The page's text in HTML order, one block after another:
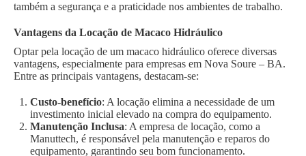
também a segurança e a praticidade nos ambientes de trabalho.
Vantagens da Locação de Macaco Hidráulico
Optar pela locação de um macaco hidráulico oferece diversas
vantagens, especialmente para empresas em Nova Soure – BA.
Entre as principais vantagens, destacam-se:
Custo-benefício: A locação elimina a necessidade de um
investimento inicial elevado na compra do equipamento.
Manutenção Inclusa: A empresa de locação, como a
Manuttech, é responsável pela manutenção e reparos do
equipamento, garantindo seu bom funcionamento.